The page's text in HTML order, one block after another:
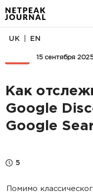
15 сентября 2025
UK EN
Как
Google
Google
5
Помимо